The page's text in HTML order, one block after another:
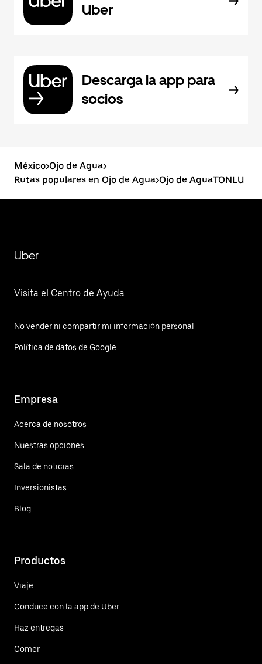
Uber
Descarga la app para
socios
México>Ojo de Agua>
Rutas populares en Ojo de Agua>Ojo de AguaTONLU
Uber
Visita el Centro de Ayuda
No vender ni compartir mi información personal
Política de datos de Google
Empresa
Acerca de nosotros
Nuestras opciones
Sala de noticias
Inversionistas
Blog
Productos
Viaje
Conduce con la app de Uber
Haz entregas
Comer